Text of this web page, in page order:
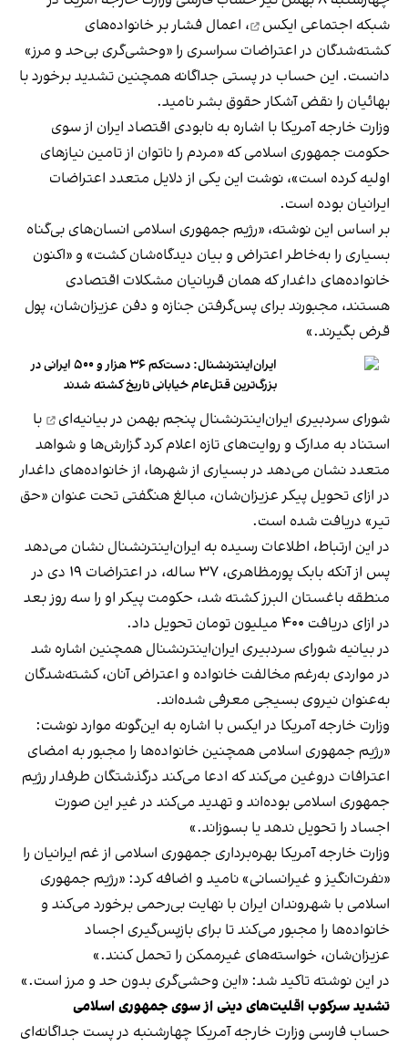
شبکه اجتماعی ایکس
، اعمال فشار بر خانواده‌های
کشته‌شدگان در اعتراضات سراسری را «وحشی‌گری بی‌حد و مرز»
دانست. این حساب در پستی جداگانه همچنین تشدید برخورد با
بهائیان را نقض آشکار حقوق بشر نامید.
وزارت خارجه آمریکا با اشاره به نابودی اقتصاد ایران از سوی
حکومت جمهوری اسلامی که «مردم را ناتوان از تامین نیازهای
اولیه کرده است»، نوشت این یکی از دلایل متعدد اعتراضات
ایرانیان بوده است.
بر اساس این نوشته، «رژیم جمهوری اسلامی انسان‌های بی‌گناه
بسیاری را به‌خاطر اعتراض و بیان دیدگاه‌شان کشت» و «اکنون
خانواده‌های داغدار که همان قربانیان مشکلات اقتصادی
هستند، مجبورند برای پس‌گرفتن جنازه و دفن عزیزان‌شان، پول
قرض بگیرند.»
ایران‌اینترنشنال: دست‌کم ۳۶ هزار و ۵۰۰ ایرانی در
بزرگ‌ترین قتل‌عام خیابانی تاریخ کشته شدند
شورای سردبیری ایران‌اینترنشنال پنجم بهمن در بیانیه‌ای
با
استناد به مدارک و روایت‌های تازه اعلام کرد گزارش‌ها و شواهد
متعدد نشان می‌دهد در بسیاری از شهرها، از خانواده‌های داغدار
در ازای تحویل پیکر عزیزان‌شان، مبالغ هنگفتی تحت عنوان «حق
تیر» دریافت شده است.
در این ارتباط، اطلاعات رسیده به ایران‌اینترنشنال نشان می‌دهد
پس از آنکه بابک پورمظاهری، ۳۷ ساله، در اعتراضات ۱۹ دی‌ در
منطقه باغستان البرز کشته شد، حکومت پیکر او را سه روز بعد
در ازای دریافت ۴۰۰ میلیون تومان تحویل داد.
در بیانیه شورای سردبیری ایران‌اینترنشنال همچنین اشاره شد
در مواردی به‌رغم مخالفت خانواده و اعتراض آنان، کشته‌شدگان
به‌عنوان نیروی بسیجی معرفی شده‌اند.
وزارت خارجه آمریکا در ایکس با اشاره به این‌گونه موارد نوشت:
«رژیم جمهوری اسلامی همچنین خانواده‌ها را مجبور به امضای
اعترافات دروغین می‌کند که ادعا می‌کند درگذشتگان طرفدار رژیم
جمهوری اسلامی بوده‌اند و تهدید می‌کند در غیر این صورت
اجساد را تحویل ندهد یا بسوزاند.»
وزارت خارجه آمریکا بهره‌برداری جمهوری اسلامی از غم ایرانیان را
«نفرت‌انگیز و غیرانسانی» نامید و اضافه کرد: «رژیم جمهوری
اسلامی با شهروندان ایران با نهایت بی‌رحمی برخورد می‌کند و
خانواده‌ها را مجبور می‌کند تا برای بازپس‌گیری اجساد
عزیزان‌شان، خواسته‌های غیرممکن را تحمل کنند.»
در این نوشته تاکید شد: «این وحشی‌گری بدون حد و مرز است.»
تشدید سرکوب اقلیت‌های دینی از سوی جمهوری اسلامی
حساب فارسی وزارت خارجه آمریکا چهارشنبه در پست جداگانه‌ای